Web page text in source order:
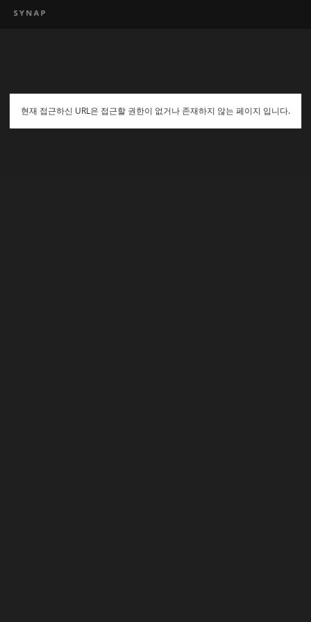
현재 접근하신 URL은 접근할 권한이 없거나 존재하지 않는 페이지 입니다.